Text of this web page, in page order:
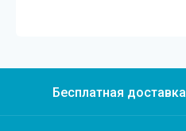
Бесплатная доставка